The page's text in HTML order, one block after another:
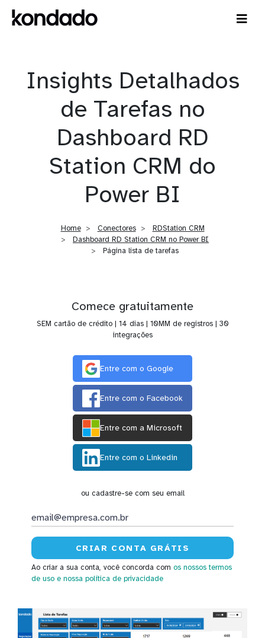
Insights Detalhados
de Tarefas no
Dashboard RD
Station CRM do
Power BI
Home Conectores
RDStation CRM
Dashboard RD Station CRM no Power BI
Página lista de tarefas
Comece gratuitamente
SEM cartão de crédito | 14 dias | 10MM de registros | 30
integrações
Entre com o Google
Entre com o Facebook
Entre com a Microsoft
Entre com o Linkedin
ou cadastre-se com seu email
Ao criar a sua conta, você concorda com os nossos termos
de uso e nossa política de privacidade